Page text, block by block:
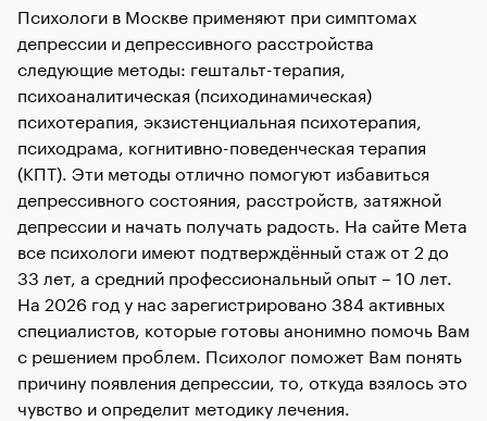
Психологи в Москве применяют при симптомах
депрессии и депрессивного расстройства
следующие методы: гештальт-терапия,
психоаналитическая (психодинамическая)
психотерапия, экзистенциальная психотерапия,
психодрама, когнитивно-поведенческая терапия
(КПТ). Эти методы отлично помогуют избавиться
депрессивного состояния, расстройств, затяжной
депрессии и начать получать радость. На сайте Мета
все психологи имеют подтверждённый стаж от 2 до
33 лет, а средний профессиональный опыт – 10 лет.
На 2026 год у нас зарегистрировано 384 активных
специалистов, которые готовы анонимно помочь Вам
с решением проблем. Психолог поможет Вам понять
причину появления депрессии, то, откуда взялось это
чувство и определит методику лечения.